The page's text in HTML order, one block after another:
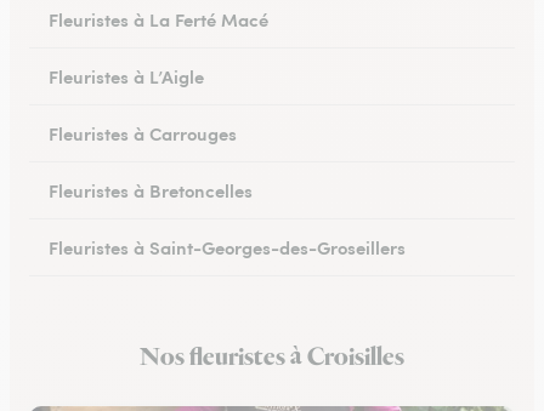
Fleuristes à La Ferté Macé
Fleuristes à L’Aigle
Fleuristes à Carrouges
Fleuristes à Bretoncelles
Fleuristes à Saint-Georges-des-Groseillers
Fleuristes au Mêle-sur-Sarthe
Nos fleuristes à Croisilles